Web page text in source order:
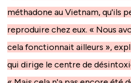
méthadone au Vietnam, qu'ils
reproduire chez eux. « Nous
cela fonctionnait ailleurs »,
qui dirige le centre de